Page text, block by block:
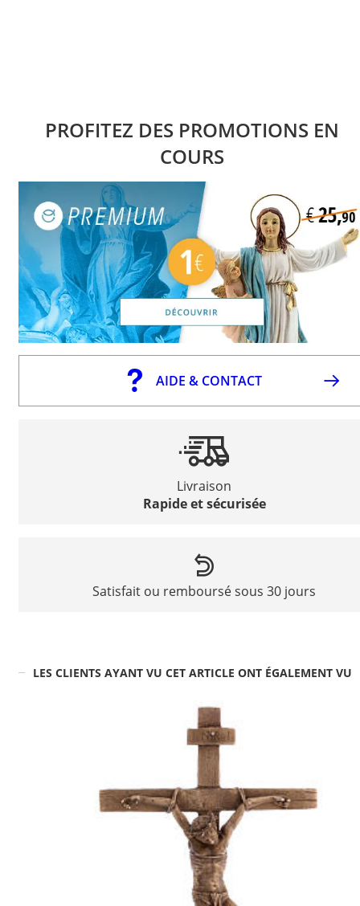
PROFITEZ DES PROMOTIONS EN
COURS
AIDE & CONTACT
Livraison
Rapide et sécurisée
Satisfait ou remboursé sous 30 jours
LES CLIENTS AYANT VU CET ARTICLE ONT ÉGALEMENT VU